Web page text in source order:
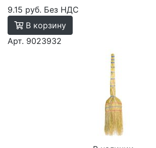
9.15 руб. Без НДС
В корзину
Арт. 9023932